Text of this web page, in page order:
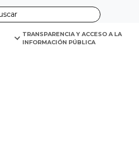
TRANSPARENCIA Y ACCESO A LA
INFORMACIÓN PÚBLICA